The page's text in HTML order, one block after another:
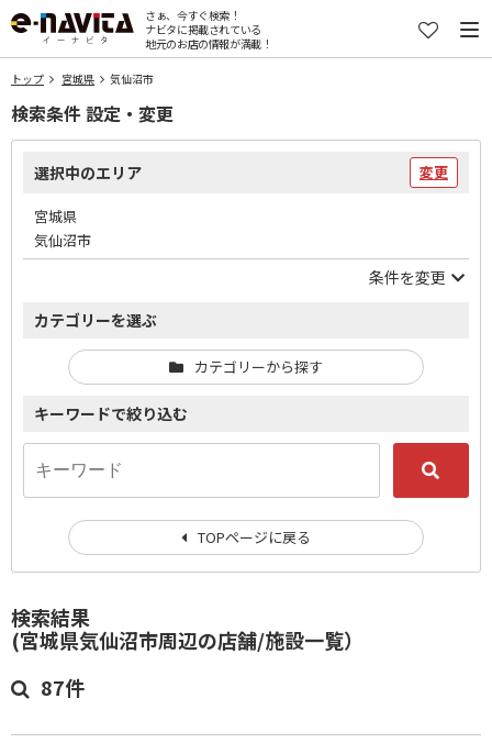
さぁ、今すぐ検索！
ナビタに掲載されている
地元のお店の情報が満載！
トップ 宮城県 気仙沼市
検索結果
(宮城県気仙沼市周辺の店舗/施設一覧）
87件
検索条件 設定・変更
選択中のエリア 変更
宮城県
気仙沼市
条件を変更
カテゴリーを選ぶ
カテゴリーから探す
キーワードで絞り込む
TOPページに戻る